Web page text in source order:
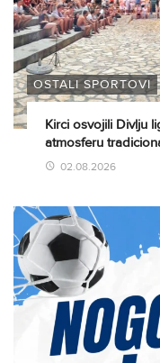
OSTALI SPORTOVI
Kirci osvojili Divlju
atmosferu
02.08.2026